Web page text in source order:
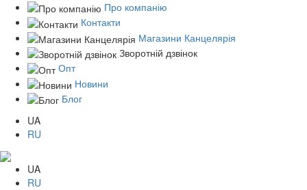
Про компанію
Контакти
Магазини Канцелярія
Зворотній дзвінок
Опт
Новини
Блог
UA
RU
UA
RU